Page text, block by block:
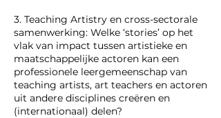
3. Teaching Artistry en cross-sectorale
samenwerking: Welke ‘stories’ op het
vlak van impact tussen artistieke en
maatschappelijke actoren kan een
professionele leergemeenschap van
teaching artists, art teachers en actoren
uit andere disciplines creëren en
(internationaal) delen?